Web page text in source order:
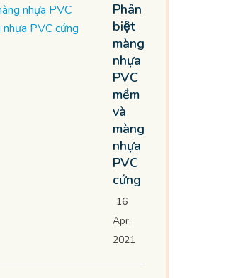
Phân
biệt
màng
nhựa
PVC
mềm
và
màng
nhựa
PVC
cứng
16
Apr,
2021